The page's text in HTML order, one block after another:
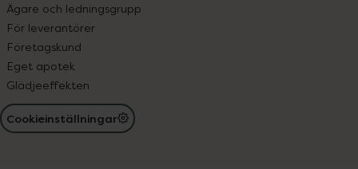
Ägare och ledningsgrupp
För leverantörer
Företagskund
Eget apotek
Glädjeeffekten
Cookieinställningar